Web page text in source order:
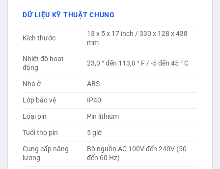
DỮ LIỆU KỸ THUẬT CHUNG
Kích thước
13 x 5 x 17 inch / 330 x 128 x 438
mm
Nhiệt độ hoạt
động
23,0 ° đến 113,0 ° F / -5 đến 45 ° C
Nhà ở
ABS
Lớp bảo vệ
IP40
Loại pin
Pin lithium
Tuổi thọ pin
5 giờ
Cung cấp năng
lượng
Bộ nguồn AC 100V đến 240V (50
đến 60 Hz)